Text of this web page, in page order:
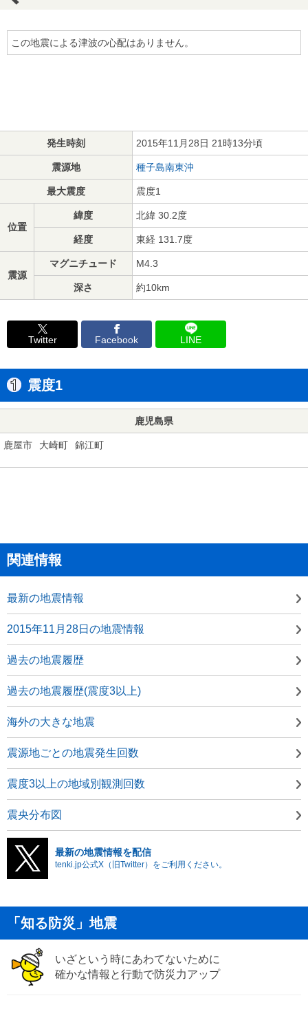
この地震による津波の心配はありません。
発生時刻 2015年11月28日 21時13分頃
震源地 種子島南東沖
最大震度 震度1
位置
緯度 北緯 30.2度
経度 東経 131.7度
震源
マグニチュード M4.3
深さ 約10km
Twitter Facebook LINE
震度1
鹿児島県
鹿屋市 大崎町 錦江町
関連情報
最新の地震情報
2015年11月28日の地震情報
過去の地震履歴
過去の地震履歴(震度3以上)
海外の大きな地震
震源地ごとの地震発生回数
震度3以上の地域別観測回数
震央分布図
最新の地震情報を配信
tenki.jp公式X（旧Twitter）をご利用ください。
「知る防災」地震
いざという時にあわてないために
確かな情報と行動で防災力アップ